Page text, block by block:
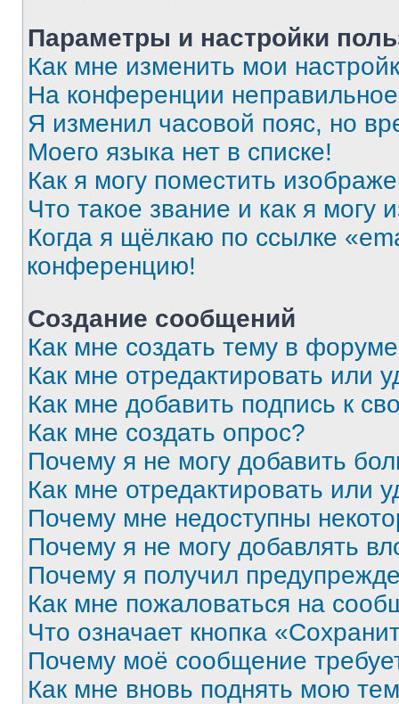
Параметры и настройки
Как мне изменить мои
На конференции
Я изменил часовой пояс, но
Моего языка нет в списке!
Как я могу поместить
Что такое звание и как я могу
Когда я щёлкаю по ссылке
конференцию!
Создание сообщений
Как мне создать тему в
Как мне отредактировать или
Как мне добавить подпись к
Как мне создать опрос?
Почему я не могу добавить
Как мне отредактировать или
Почему мне недоступны
Почему я не могу добавлять
Почему я получил
Как мне пожаловаться на
Что означает кнопка
Почему моё сообщение
Как мне вновь поднять мою